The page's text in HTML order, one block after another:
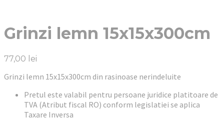
Grinzi lemn 15x15x300cm
77,00 lei
Grinzi lemn 15x15x300cm din rasinoase nerindeluite
Pretul este valabil pentru persoane juridice platitoare de
TVA (Atribut fiscal RO) conform legislatiei se aplica
Taxare Inversa